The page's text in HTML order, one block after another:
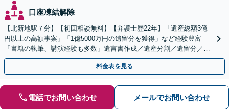
口座凍結解除
【北新地駅７分】【初回相談無料】【弁護士歴22年】「遺産総額3億
円以上の高額事案」「1億5000万円の遺留分を獲得」など経験豊富
「書籍の執筆、講演経験も多数」遺言書作成／遺産分割／遺留分／相
続放棄など【休日・夜間面談可】【完全個室対応】
料金表を見る
電話でお問い合わせ メールでお問い合わせ